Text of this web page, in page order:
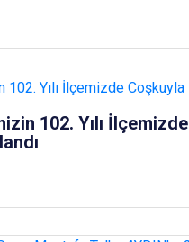
102. Yılı İlçemizde